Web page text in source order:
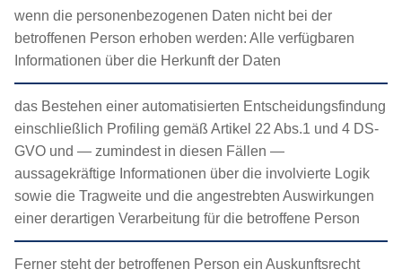
wenn die personenbezogenen Daten nicht bei der
betroffenen Person erhoben werden: Alle verfügbaren
Informationen über die Herkunft der Daten
das Bestehen einer automatisierten Entscheidungsfindung
einschließlich Profiling gemäß Artikel 22 Abs.1 und 4 DS-
GVO und — zumindest in diesen Fällen —
aussagekräftige Informationen über die involvierte Logik
sowie die Tragweite und die angestrebten Auswirkungen
einer derartigen Verarbeitung für die betroffene Person
Ferner steht der betroffenen Person ein Auskunftsrecht